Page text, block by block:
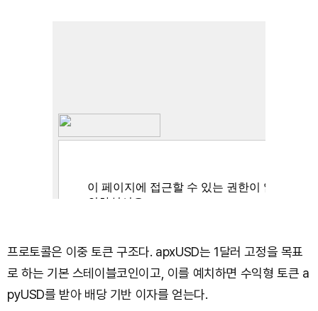
프로토콜은 이중 토큰 구조다. apxUSD는 1달러 고정을 목표
로 하는 기본 스테이블코인이고, 이를 예치하면 수익형 토큰 a
pyUSD를 받아 배당 기반 이자를 얻는다.